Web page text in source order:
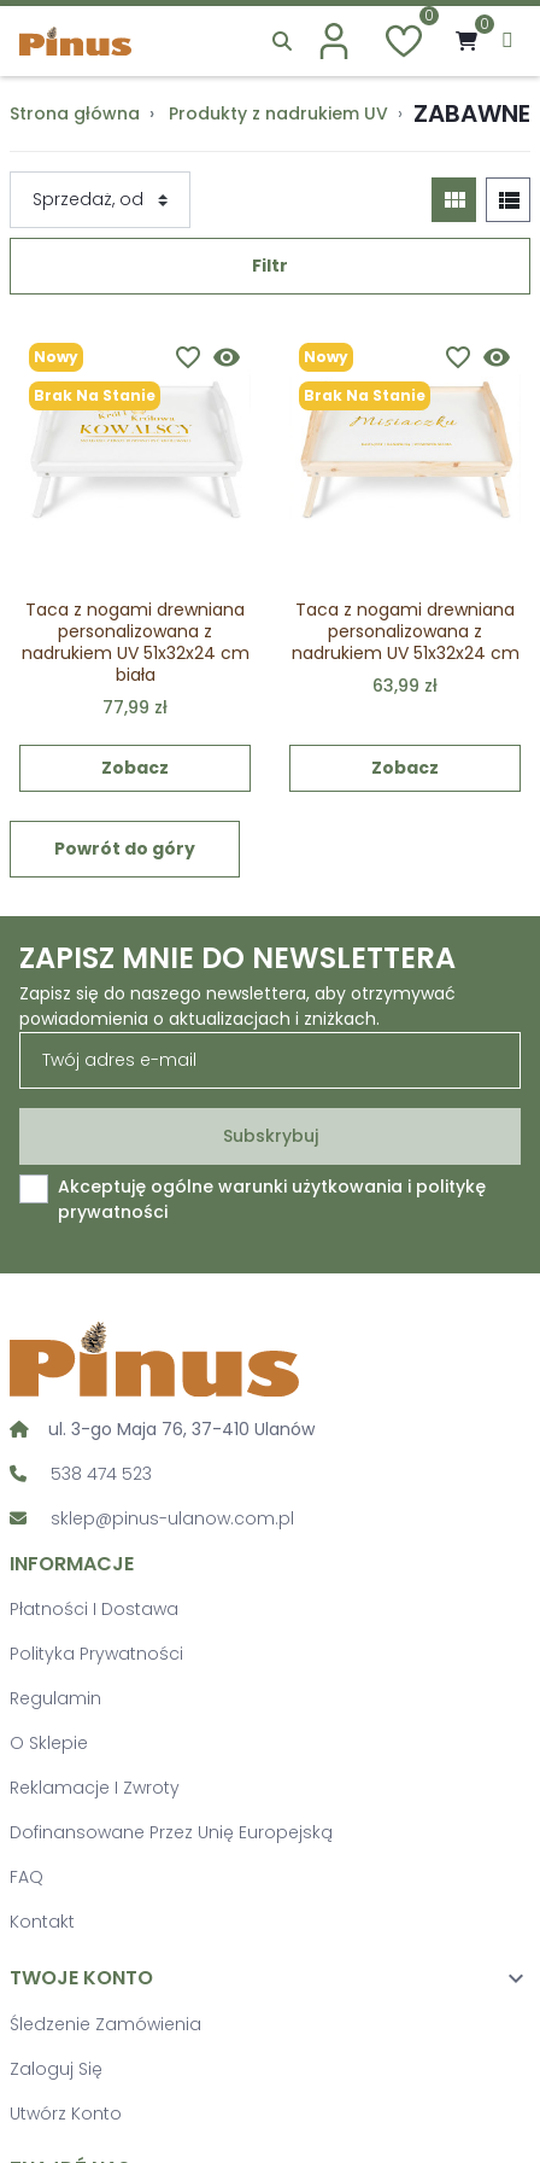
0 0
Strona główna Produkty z nadrukiem UV Zabawne
ZABAWNE
view_module view_list
Filtr
Nowy
Brak Na Stanie
visibility
favorite_border
Taca z nogami drewniana
personalizowana z
nadrukiem UV 51x32x24 cm
biała
77,99 zł
Zobacz
Nowy
Brak Na Stanie
visibility
favorite_border
Taca z nogami drewniana
personalizowana z
nadrukiem UV 51x32x24 cm
63,99 zł
Zobacz
Powrót do góry
ZAPISZ MNIE DO NEWSLETTERA
Zapisz się do naszego newslettera, aby otrzymywać
powiadomienia o aktualizacjach i zniżkach.
Akceptuję ogólne warunki użytkowania i politykę
prywatności
ul. 3-go Maja 76, 37-410 Ulanów
538 474 523
sklep@pinus-ulanow.com.pl
INFORMACJE
Płatności I Dostawa
Polityka Prywatności
Regulamin
O Sklepie
Reklamacje I Zwroty
Dofinansowane Przez Unię Europejską
FAQ
Kontakt
TWOJE KONTO 
Śledzenie Zamówienia
Zaloguj Się
Utwórz Konto